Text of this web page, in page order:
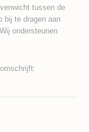
tussen de
bij te dragen aan
ondersteunen